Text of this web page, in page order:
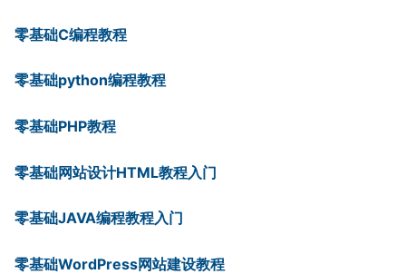
零基础C编程教程
零基础python编程教程
零基础PHP教程
零基础网站设计HTML教程入门
零基础JAVA编程教程入门
零基础WordPress网站建设教程